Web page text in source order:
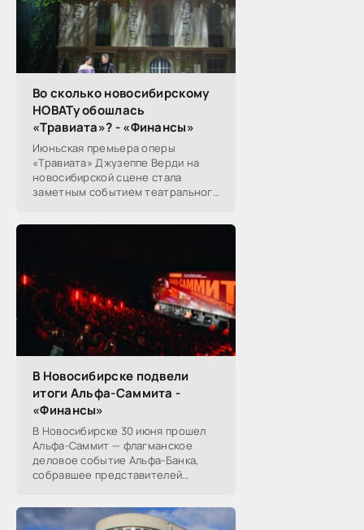
Во сколько новосибирскому
НОВАТу обошлась
«Травиата»? - «Финансы»
Июньская премьера оперы
«Травиата» Джузеппе Верди на
новосибирской сцене стала
заметным событием театрального
Посетители НОВАТа, с которыми
В Новосибирске подвели
итоги Альфа-Саммита -
«Финансы»
В Новосибирске 30 июня прошел
Альфа-Саммит — флагманское
деловое событие Альфа-Банка,
собравшее представителей
реального, технологического,
финансового и других